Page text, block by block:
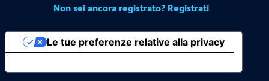
Non sei ancora registrato? Registrati
Le tue preferenze relative alla privacy